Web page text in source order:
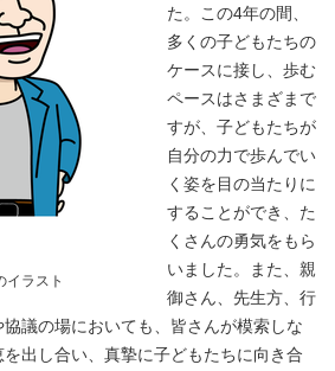
スト
た。この4年の間、
多くの子どもたちの
ケースに接し、歩む
ペースはさまざまで
すが、子どもたちが
自分の力で歩んでい
く姿を目の当たりに
することができ、た
くさんの勇気をもら
いました。また、親
御さん、先生方、行
議の場においても、皆さんが模索しな
出し合い、真摯に子どもたちに向き合